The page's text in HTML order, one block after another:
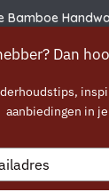
Bamboe
Dan
aanbiedingen in